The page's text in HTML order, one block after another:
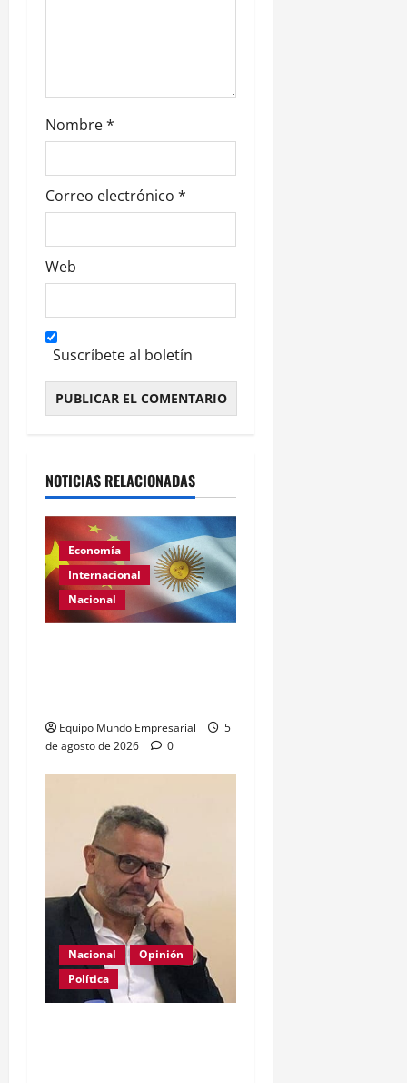
s
Nombre*
Correo electrónico *
Web
Suscríbete al boletín
NOTICIAS RELACIONADAS
Economía
Internacional
Nacional
Equipo Mundo Empresarial
5
de agosto de 2026
0
Nacional
Opinión
Política